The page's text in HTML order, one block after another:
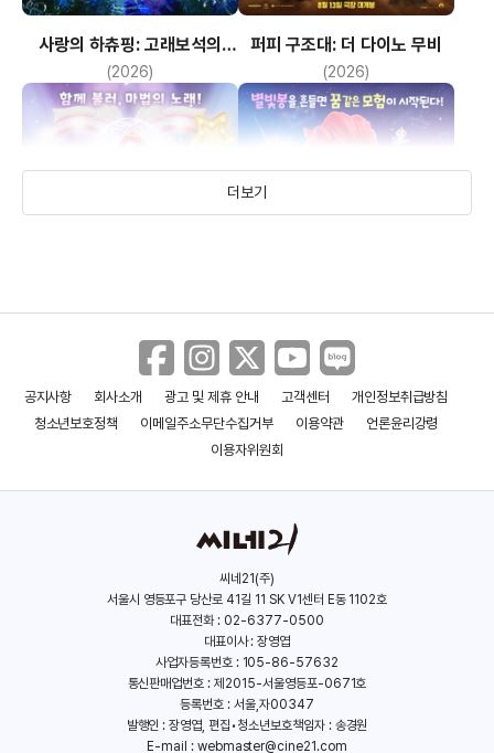
사랑의 하츄핑: 고래보석의
전설
(2026)
퍼피 구조대: 더 다이노 무비
(2026)
시크릿쥬쥬 마법의 하모니
베베핀 극장판: 사라진
베베핀과 핑크퐁 대모험
더보기
공지사항 회사소개 광고 및 제휴 안내 고객센터
개인정보취급방침
청소년보호정책
이메일주소무단수집거부 이용약관
언론윤리강령
이용자위원회
씨네21(주)
서울시 영등포구 당산로 41길 11 SK V1센터 E동 1102호
대표전화 : 02-6377-0500
대표이사 : 장영엽
사업자등록번호 : 105-86-57632
통신판매업번호 : 제2015-서울영등포-0671호
등록번호 : 서울,자00347
발행인 : 장영엽, 편집•청소년보호책임자 : 송경원
E-mail : webmaster@cine21.com